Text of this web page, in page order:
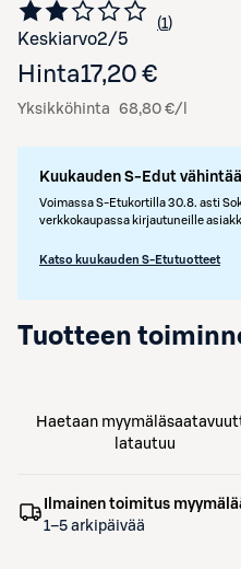
Keskiarvo2/5 Siirry
1
kappale
Hinta17,20 €
Yksikköhinta 68,80 €/l
Kuukauden S-Edut
Voimassa S-Etukortilla 30.8. asti
verkkokaupassa kirjautuneille
Katso kuukauden S-Etutuotteet
Tuotteen
Haetaan
latautuu
Ilmainen toimitus
1–5 arkipäivää